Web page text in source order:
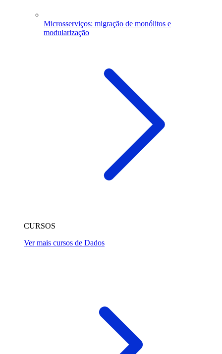
Microsserviços: migração de monólitos e
modularização
CURSOS
Ver mais cursos de Dados